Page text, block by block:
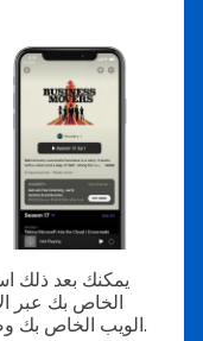
يمكنك بعد ذلك
الويب الخاص بك وصفحات التواصل الاجتماعي الخاصة بك.